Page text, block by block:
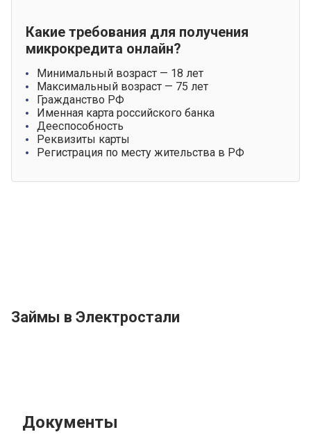
Какие требования для получения
микрокредита онлайн?
Минимальный возраст — 18 лет
Максимальный возраст — 75 лет
Гражданство РФ
Именная карта российского банка
Дееспособность
Реквизиты карты
Регистрация по месту жительства в РФ
Займы в Электростали
Документы